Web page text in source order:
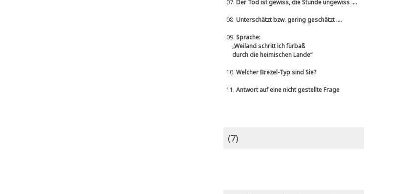
07. Der Tod ist gewiss, die Stunde ungewiss ....
08. Unterschätzt bzw. gering geschätzt ....
09. Sprache:
„Weiland schritt ich fürbaß
durch die heimischen Lande“
10. Welcher Brezel-Typ sind Sie?
11. Antwort auf eine nicht gestellte Frage
(7)